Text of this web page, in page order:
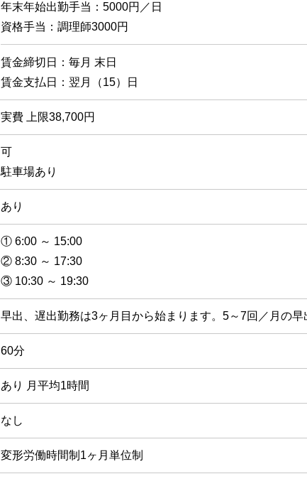
年末年始出勤手当：5000円／日
資格手当：調理師3000円
賃金締切日：毎月 末日
賃金支払日：翌月（15）日
実費 上限38,700円
可
駐車場あり
あり
① 6:00 ～ 15:00
② 8:30 ～ 17:30
③ 10:30 ～ 19:30
早出、遅出勤務は3ヶ月目から始まります。5～7回／月の
60分
あり 月平均1時間
なし
変形労働時間制1ヶ月単位制